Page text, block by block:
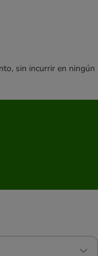
sin incurrir en ningún